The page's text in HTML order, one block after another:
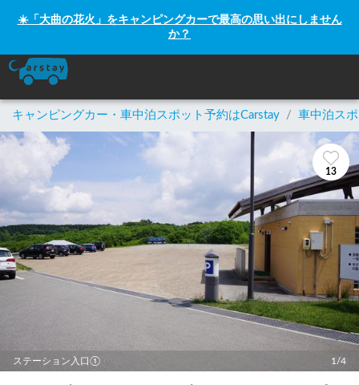
☀️「大曲の花火」をキャンピングカーで最高の思い出にしません
か？
キャンピングカー・車中泊スポット予約はCarstay / 車中泊ス
13
ステーション入口① 1/4